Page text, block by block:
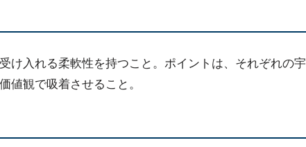
け入れる柔軟性を持つこと。ポイントは、それぞれの宇
値観で吸着させること。